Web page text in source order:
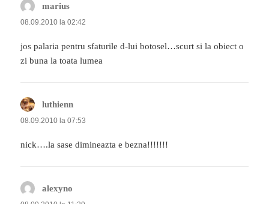
marius
08.09.2010 la 02:42
jos palaria pentru sfaturile d-lui botosel…scurt si la obiect o
zi buna la toata lumea
luthienn
08.09.2010 la 07:53
nick….la sase dimineazta e bezna!!!!!!!
alexyno